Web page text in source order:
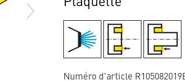
Numéro d'article